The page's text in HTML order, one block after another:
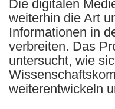
Die digitalen
weiterhin die Art
Informationen in
verbreiten. Das
untersucht, wie
weiterentwickeln